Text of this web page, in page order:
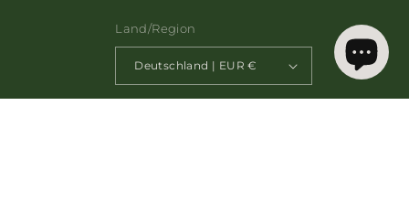
Land/Region
Deutschland | EUR €
Zahlungsmethoden